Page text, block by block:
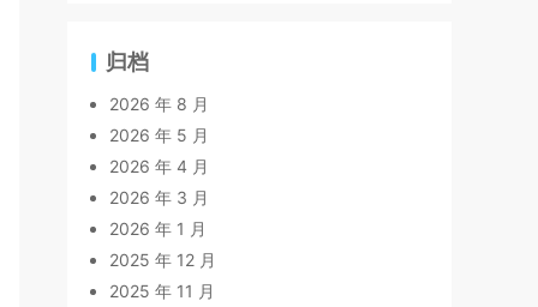
归档
2026 年 8 月
2026 年 5 月
2026 年 4 月
2026 年 3 月
2026 年 1 月
2025 年 12 月
2025 年 11 月